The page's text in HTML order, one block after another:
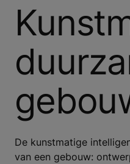
De kunstmatige
van een gebouw: